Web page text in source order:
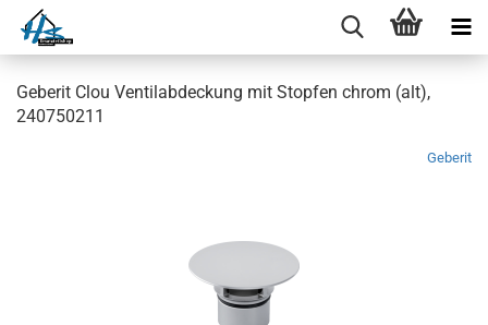
Geberit Clou Ventilabdeckung mit Stopfen chrom (alt),
240750211
Geberit